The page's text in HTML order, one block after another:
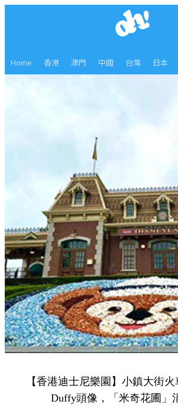
Home 香港 澳門 中國 台灣 日本
【香港迪士尼樂園】小鎮大街
Duffy頭像，「米奇花圃」